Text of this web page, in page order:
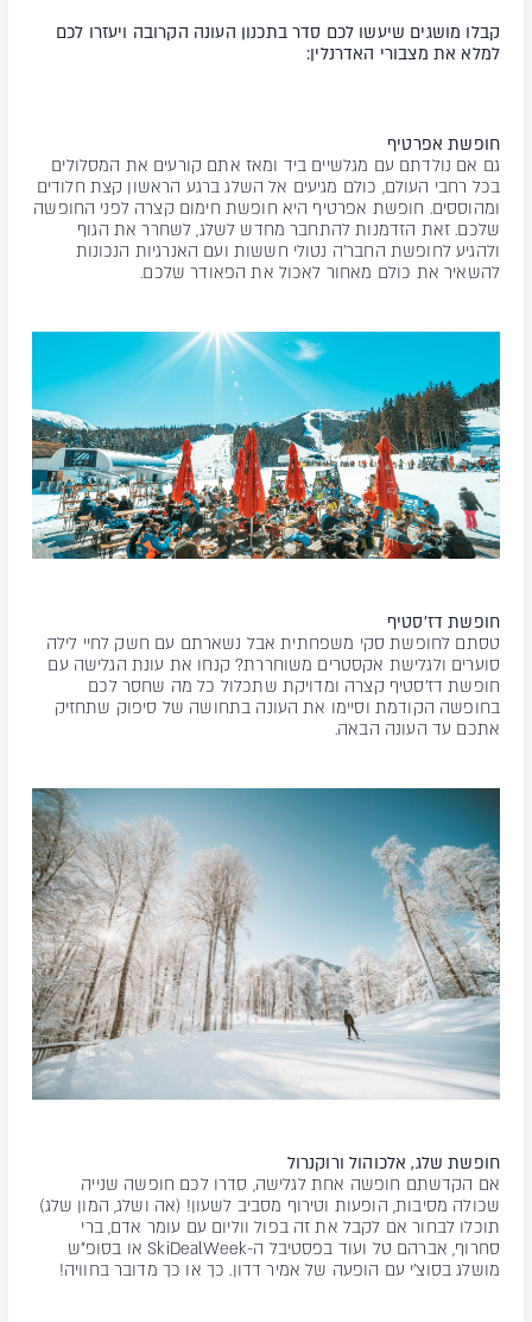
קבלו מושגים שיעשו לכם סדר בתכנון העונה הקרובה ויעזרו לכם
למלא את מצבורי האדרנלין:
חופשת אפרטיף
גם אם נולדתם עם מגלשיים ביד ומאז אתם קורעים את המסלולים
בכל רחבי העולם, כולם מגיעים אל השלג ברגע הראשון קצת חלודים
ומהוססים. חופשת אפרטיף היא חופשת חימום קצרה לפני החופשה
שלכם. זאת הזדמנות להתחבר מחדש לשלג, לשחרר את הגוף
ולהגיע לחופשת החבר'ה נטולי חששות ועם האנרגיות הנכונות
להשאיר את כולם מאחור לאכול את הפאודר שלכם.
חופשת דז'סטיף
טסתם לחופשת סקי משפחתית אבל נשארתם עם חשק לחיי לילה
סוערים ולגלישת אקסטרים משוחררת? קנחו את עונת הגלישה עם
חופשת דז'סטיף קצרה ומדויקת שתכלול כל מה שחסר לכם
בחופשה הקודמת וסיימו את העונה בתחושה של סיפוק שתחזיק
אתכם עד העונה הבאה.
חופשת שלג, אלכוהול ורוקנרול
אם הקדשתם חופשה אחת לגלישה, סדרו לכם חופשה שנייה
שכולה מסיבות, הופעות וטירוף מסביב לשעון! (אה ושלג, המון שלג)
תוכלו לבחור אם לקבל את זה בפול ווליום עם עומר אדם, ברי
סחרוף, אברהם טל ועוד בפסטיבל ה-SkiDealWeek או בסופ"ש
מושלג בסוצ'י עם הופעה של אמיר דדון. כך או כך מדובר בחוויה!